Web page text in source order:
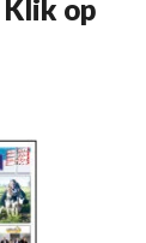
Klik op